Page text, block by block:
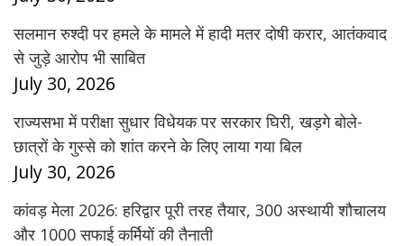
सलमान रुश्दी पर हमले के मामले में हादी मतर दोषी करार, आतंकवाद
से जुड़े आरोप भी साबित
July 30, 2026
राज्यसभा में परीक्षा सुधार विधेयक पर सरकार घिरी, खड़गे बोले-
छात्रों के गुस्से को शांत करने के लिए लाया गया बिल
July 30, 2026
कांवड़ मेला 2026: हरिद्वार पूरी तरह तैयार, 300 अस्थायी शौचालय
और 1000 सफाई कर्मियों की तैनाती